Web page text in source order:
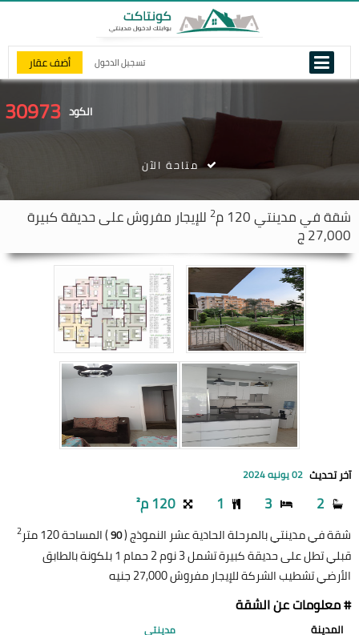
تسجيل الدخول أضف عقار
الكود 30973
شقة فيمدينتي 2 للإيجار مفروش على حديقة كبيرة
27,000 ج
متاحة الآن
آخر تحديث 02 يونيه 2024
2
3
1 120 م²
شقة في مدينتي بالمرحلة الحادية عشر النموذج (90) المساحة 120 متر 2
قبلي تطل على حديقة كبيرة تشمل 3 نوم 2 حمام 1 بلكونة بالطابق
الأرضي تشطيب الشركة للإيجار مفروش 27,000 جنيه
# معلومات عن الشقة
المدينة مدينتي